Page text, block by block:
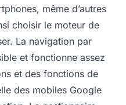
même d’autres
choisir le moteur de
La navigation par
et fonctionne assez
et des fonctions de
des mobiles Google